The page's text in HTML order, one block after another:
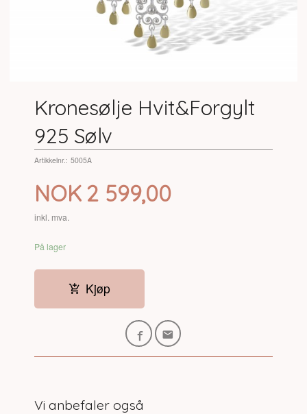
Kronesølje Hvit&Forgylt
925 Sølv
Artikkelnr.: 5005A
Pris
NOK 2 599,00
inkl. mva.
På lager
Kjøp
Vi anbefaler også